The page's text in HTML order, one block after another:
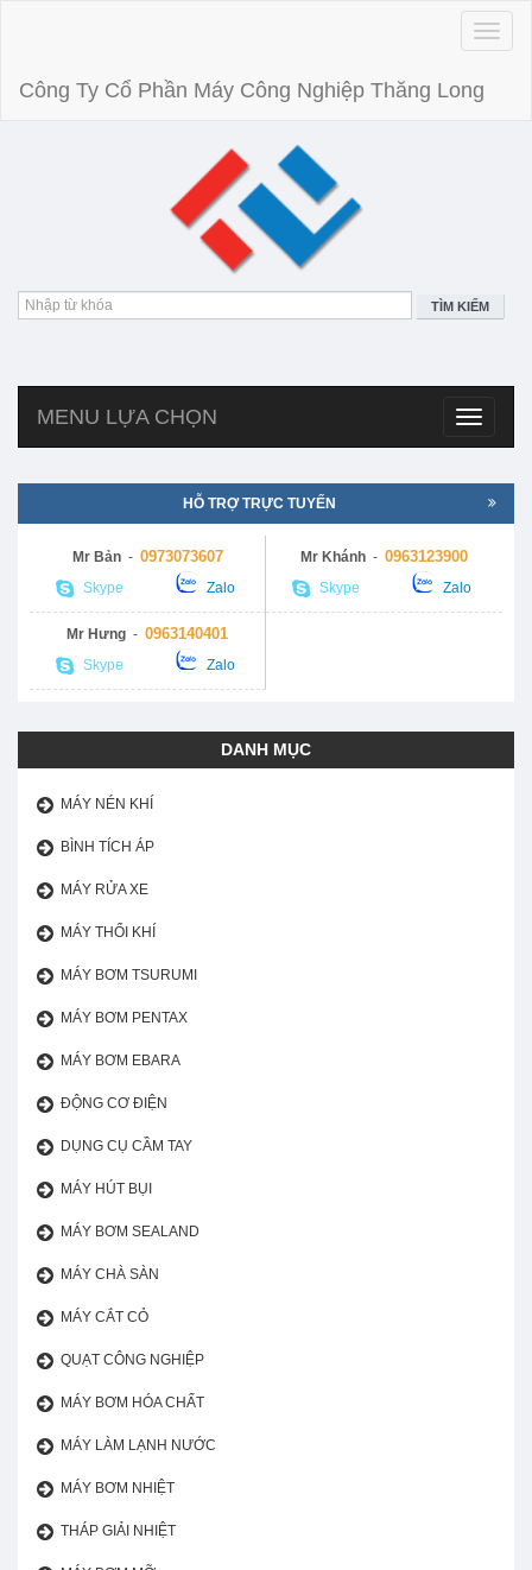
Toggle
Công Ty Cổ Phần Máy Công Nghiệp Thăng Long
TÌM KIẾM
Toggle
MENU LỰA CHỌN
HỖ TRỢ TRỰC TUYẾN
Mr Bản- 0973073607
Skype Zalo
Mr Khánh - 0963123900
Skype Zalo
Mr Hưng - 0963140401
Skype Zalo
DANH MỤC
MÁY NÉN KHÍ
BÌNH TÍCH ÁP
MÁY RỬA XE
MÁY THỔI KHÍ
MÁY BƠM TSURUMI
MÁY BƠM PENTAX
MÁY BƠM EBARA
ĐỘNG CƠ ĐIỆN
DỤNG CỤ CẦM TAY
MÁY HÚT BỤI
MÁY BƠM SEALAND
MÁY CHÀ SÀN
MÁY CẮT CỎ
QUẠT CÔNG NGHIỆP
MÁY BƠM HÓA CHẤT
MÁY LÀM LẠNH NƯỚC
MÁY BƠM NHIỆT
THÁP GIẢI NHIỆT